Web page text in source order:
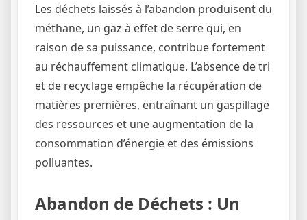
Les déchets laissés à l’abandon produisent du
méthane, un gaz à effet de serre qui, en
raison de sa puissance, contribue fortement
au réchauffement climatique. L’absence de tri
et de recyclage empêche la récupération de
matières premières, entraînant un gaspillage
des ressources et une augmentation de la
consommation d’énergie et des émissions
polluantes.
Abandon de Déchets : Un